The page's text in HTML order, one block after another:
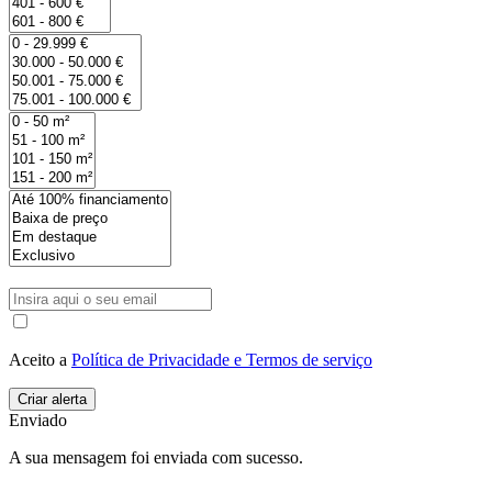
Aceito a Política de Privacidade e Termos de serviço
Enviado
A sua mensagem foi enviada com sucesso.